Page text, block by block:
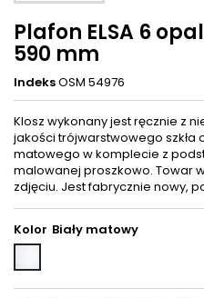
Plafon ELSA 6
590 mm
IndeksOSM 54976
Klosz wykonany jest ręcznie z
jakości trójwarstwowego szkła
matowego w komplecie z
malowanej proszkowo. Towar
zdjęciu. Jest fabrycznie nowy,
Kolor
matowy